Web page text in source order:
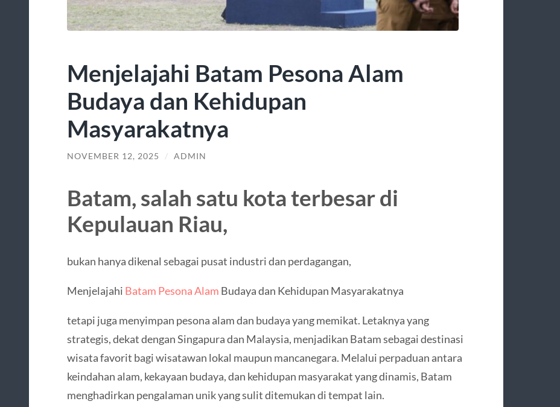
Menjelajahi Batam Pesona Alam
Budaya dan Kehidupan
Masyarakatnya
NOVEMBER 12, 2025 / ADMIN
Batam, salah satu kota terbesar di
Kepulauan Riau,
bukan hanya dikenal sebagai pusat industri dan perdagangan,
Menjelajahi Batam Pesona Alam Budaya dan Kehidupan Masyarakatnya
tetapi juga menyimpan pesona alam dan budaya yang memikat. Letaknya yang
strategis, dekat dengan Singapura dan Malaysia, menjadikan Batam sebagai destinasi
wisata favorit bagi wisatawan lokal maupun mancanegara. Melalui perpaduan antara
keindahan alam, kekayaan budaya, dan kehidupan masyarakat yang dinamis, Batam
menghadirkan pengalaman unik yang sulit ditemukan di tempat lain.